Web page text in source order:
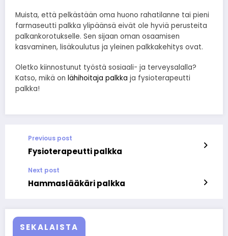
Muista, että pelkästään oma huono rahatilanne tai pieni
farmaseutti palkka ylipäänsä eivät ole hyviä perusteita
palkankorotukselle. Sen sijaan oman osaamisen
kasvaminen, lisäkoulutus ja yleinen palkkakehitys ovat.
Oletko kiinnostunut työstä sosiaali- ja terveysalalla?
Katso, mikä on lähihoitaja palkka ja fysioterapeutti
palkka!
Previous post
Fysioterapeutti palkka
Next post
Hammaslääkäri palkka
SEKALAISTA